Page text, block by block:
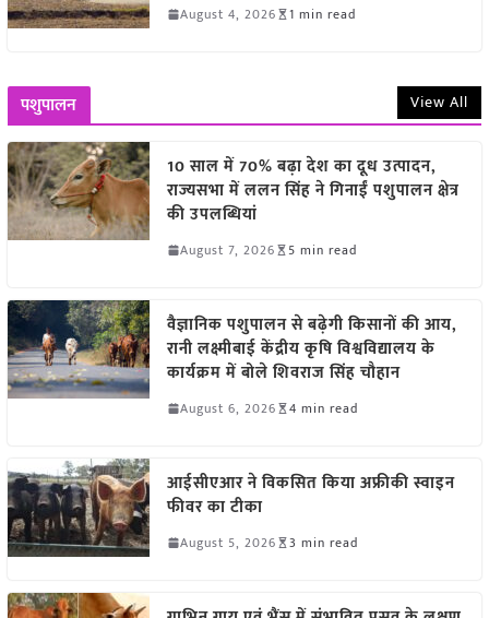
August 4, 2026 1 min read
पशुपालन View All
10 साल में 70% बढ़ा देश का दूध उत्पादन,
राज्यसभा में ललन सिंह ने गिनाईं पशुपालन क्षेत्र
की उपलब्धियां
August 7, 2026 5 min read
वैज्ञानिक पशुपालन से बढ़ेगी किसानों की आय,
रानी लक्ष्मीबाई केंद्रीय कृषि विश्वविद्यालय के
कार्यक्रम में बोले शिवराज सिंह चौहान
August 6, 2026 4 min read
आईसीएआर ने विकसित किया अफ्रीकी स्वाइन
फीवर का टीका
August 5, 2026 3 min read